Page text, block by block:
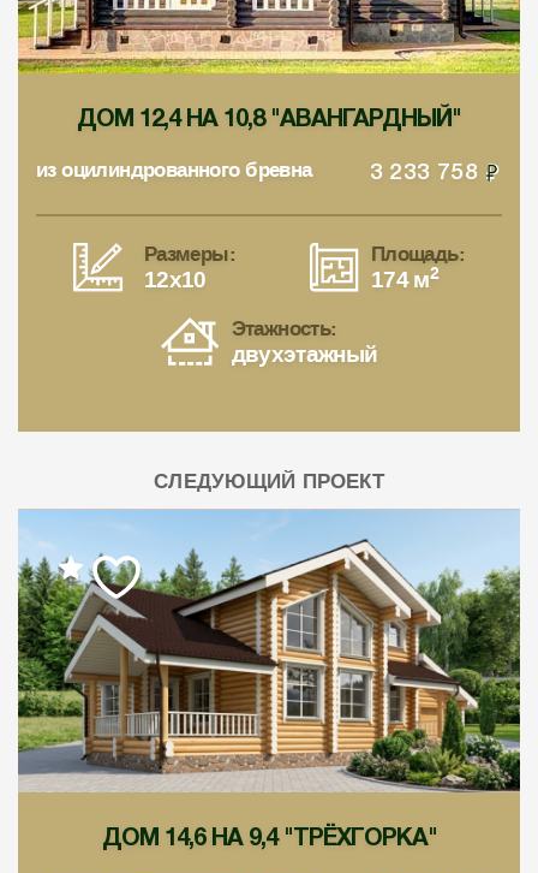
ДОМ 12,4 НА 10,8 "АВАНГАРДНЫЙ"
из оцилиндрованного бревна 3 233 758
Размеры:
12x10
Площадь:
174 м2
Этажность:
двухэтажный
СЛЕДУЮЩИЙ ПРОЕКТ
ДОМ 14,6 НА 9,4 "ТРЁХГОРКА"